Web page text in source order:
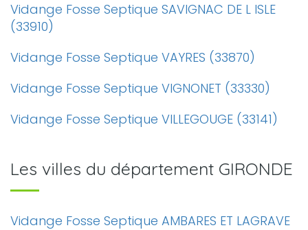
Vidange Fosse Septique SAVIGNAC DE L ISLE
(33910)
Vidange Fosse Septique VAYRES (33870)
Vidange Fosse Septique VIGNONET (33330)
Vidange Fosse Septique VILLEGOUGE (33141)
Les villes du département GIRONDE
Vidange Fosse Septique AMBARES ET LAGRAVE